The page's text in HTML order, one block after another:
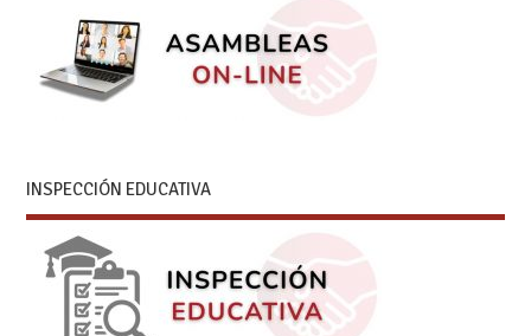
INSPECCIÓN EDUCATIVA